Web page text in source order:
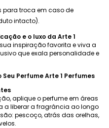
para troca em caso de
intacto).
e o luxo da Arte 1
inspiração favorita e viva a
que exala personalidade e
Perfume Arte 1 Perfumes
aplique o perfume em áreas
a liberar a fragrância ao longo
pescoço, atrás das orelhas,